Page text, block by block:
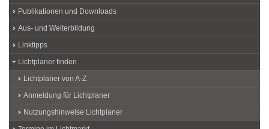
Publikationen und Downloads
Aus- und Weiterbildung
Linktipps
Lichtplaner finden
Lichtplaner von A-Z
Anmeldung für Lichtplaner
Nutzungshinweise Lichtplaner